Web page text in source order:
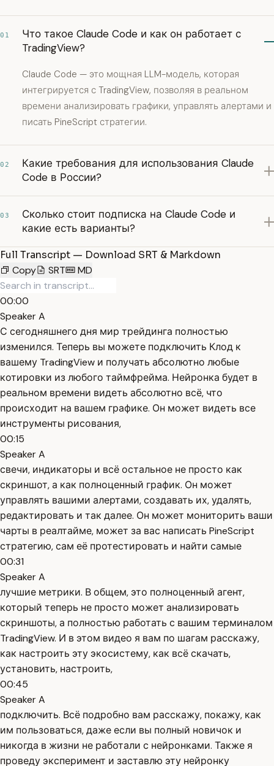
01
Что такое Claude Code и как он работает с
TradingView?
Claude Code — это мощная LLM-модель, которая
интегрируется с TradingView, позволяя в реальном
времени анализировать графики, управлять алертами и
писать PineScript стратегии.
02
Какие требования для использования Claude
Code в России?
03
Сколько стоит подписка на Claude Code и
какие есть варианты?
Full Transcript — Download SRT & Markdown
Copy
SRT MD
00:00
Speaker A
С сегодняшнего дня мир трейдинга полностью
изменился. Теперь вы можете подключить Клод к
вашему TradingView и получать абсолютно любые
котировки из любого таймфрейма. Нейронка будет в
реальном времени видеть абсолютно всё, что
происходит на вашем графике. Он может видеть все
инструменты рисования,
00:15
Speaker A
свечи, индикаторы и всё остальное не просто как
скриншот, а как полноценный график. Он может
управлять вашими алертами, создавать их, удалять,
редактировать и так далее. Он может мониторить ваши
чарты в реалтайме, может за вас написать PineScript
стратегию, сам её протестировать и найти самые
00:31
Speaker A
лучшие метрики. В общем, это полноценный агент,
который теперь не просто может анализировать
скриншоты, а полностью работать с вашим терминалом
TradingView. И в этом видео я вам по шагам расскажу,
как настроить эту экосистему, как всё скачать,
установить, настроить,
00:45
Speaker A
подключить. Всё подробно вам расскажу, покажу, как
им пользоваться, даже если вы полный новичок и
никогда в жизни не работали с нейронками. Также я
проведу эксперимент и заставлю эту нейронку